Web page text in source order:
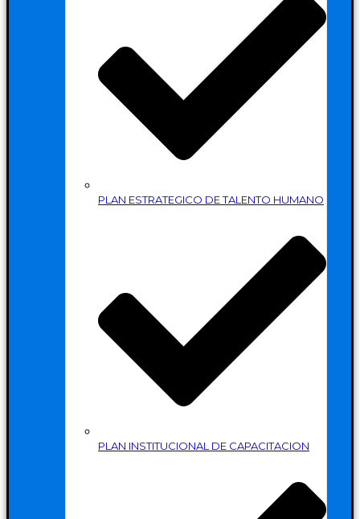
PLAN ESTRATEGICO DE TALENTO HUMANO
PLAN INSTITUCIONAL DE CAPACITACION